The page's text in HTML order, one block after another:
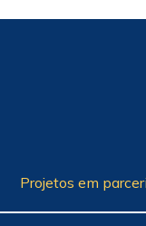
Projetos em